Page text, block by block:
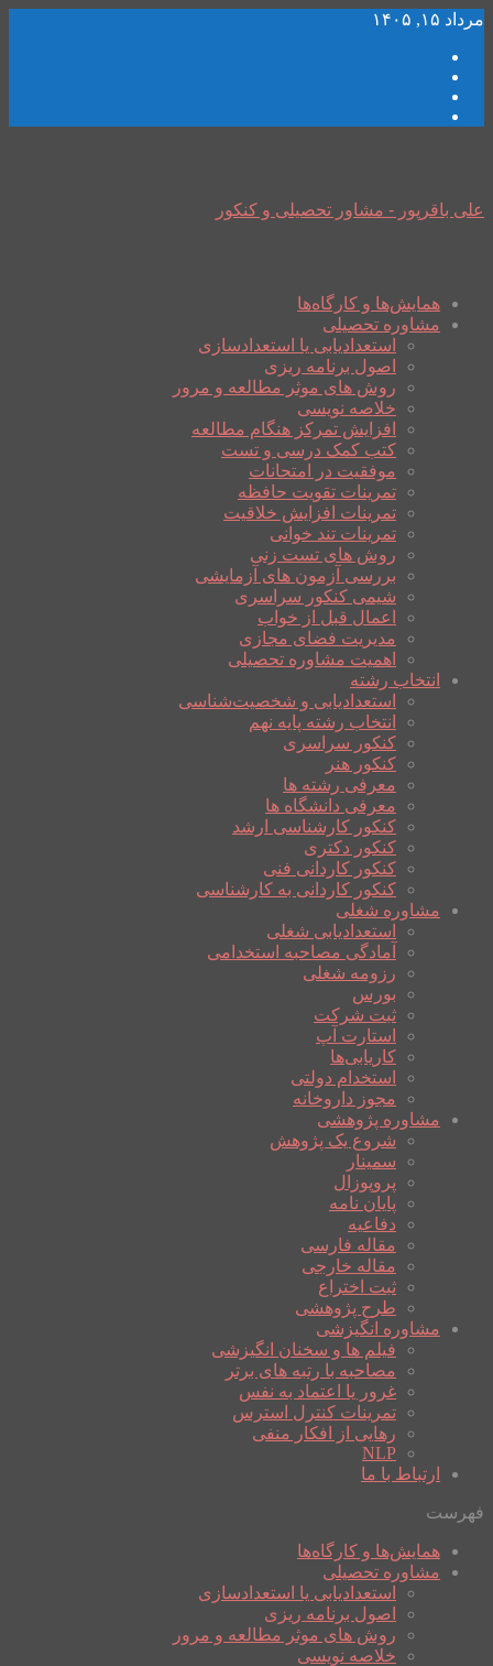
مرداد ۱۵, ۱۴۰۵
علی باقرپور - مشاور تحصیلی و کنکور
همایش‌ها و کارگاه‌ها
مشاوره تحصیلی
استعدادیابی یا استعدادسازی
اصول برنامه ریزی
روش های موثر مطالعه و مرور
خلاصه نویسی
افزایش تمرکز هنگام مطالعه
کتب کمک درسی و تست
موفقیت در امتحانات
تمرینات تقویت حافظه
تمرینات افزایش خلاقیت
تمرینات تند خوانی
روش های تست زنی
بررسی آزمون های آزمایشی
شیمی کنکور سراسری
اعمال قبل از خواب
مدیریت فضای مجازی
اهمیت مشاوره تحصیلی
انتخاب رشته
استعدادیابی و شخصیت‌شناسی
انتخاب رشته پایه نهم
کنکور سراسری
کنکور هنر
معرفی رشته ها
معرفی دانشگاه ها
کنکور کارشناسی ارشد
کنکور دکتری
کنکور کاردانی فنی
کنکور کاردانی به کارشناسی
مشاوره شغلی
استعدادیابی شغلی
آمادگی مصاحبه استخدامی
رزومه شغلی
بورس
ثبت شرکت
استارت آپ
کاریابی‌ها
استخدام دولتی
مجوز داروخانه
مشاوره پژوهشی
شروع یک پژوهش
سمینار
پروپوزال
پایان نامه
دفاعیه
مقاله فارسی
مقاله خارجی
ثبت اختراع
طرح پژوهشی
مشاوره انگیزشی
فیلم ها و سخنان انگیزشی
مصاحبه با رتبه های برتر
غرور یا اعتماد به نفس
تمرینات کنترل استرس
رهایی از افکار منفی
NLP
ارتباط با ما
فهرست
همایش‌ها و کارگاه‌ها
مشاوره تحصیلی
استعدادیابی یا استعدادسازی
اصول برنامه ریزی
روش های موثر مطالعه و مرور
خلاصه نویسی